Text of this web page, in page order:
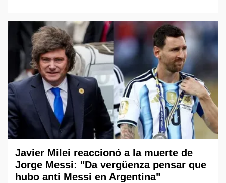
Javier Milei reaccionó a la muerte de
Jorge Messi: "Da vergüenza pensar que
hubo anti Messi en Argentina"